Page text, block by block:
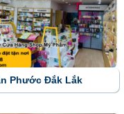
Phước Đắk Lắk